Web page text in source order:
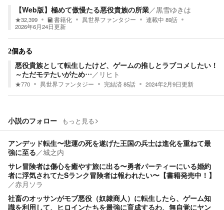
【Web版】極めて傲慢たる悪役貴族の所業／黒雪ゆきは
★32,399 書籍化 異世界ファンタジー 連載中 89話
2026年6月24日更新
2個ある
悪役貴族として転生したけど、ゲームの推しとラブコメしたい！
～ただモテたいがため…／ リヒト
★770 異世界ファンタジー 完結済85話 2024年2月9日更新
小説のフォロー もっと見る
アンデッド転生〜悲運の死を遂げた王国の兵士は進化を重ねて最
強に至る／城之内
サレ冒険者は傷心を癒やす旅に出る〜勇者パーティーにいる婚約
者に浮気されてたSランク冒険者は報われたい〜【書籍発売中！】
／赤月ソラ
社畜のオッサンがモブ悪役（奴隷商人）に転生したら、ゲーム知
識を利用して、ヒロインたちを最強に育成するわ、無自覚にヤン